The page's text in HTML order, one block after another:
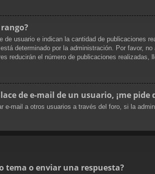
de usuario e indican la cantidad de
determinado por la administración. Por favor,
reducirán el número de publicaciones
de e-mail de un usuario, ¡me pide
e-mail a otros usuarios a través del foro, si la
tema o enviar una respuesta?